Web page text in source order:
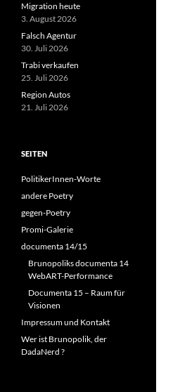
Migration heute
3. August 2026
Falsch Agentur
30. Juli 2026
Trabi verkaufen
25. Juli 2026
Region Autos
21. Juli 2026
SEITEN
PolitikerInnen-Worte
andere Poetry
gegen-Poetry
Promi-Galerie
documenta 14/15
Brunopoliks documenta 14
WebART-Performance
Documenta 15 – Raum für
Visionen
Impressum und Kontakt
Wer ist Brunopolik, der
DadaNerd ?